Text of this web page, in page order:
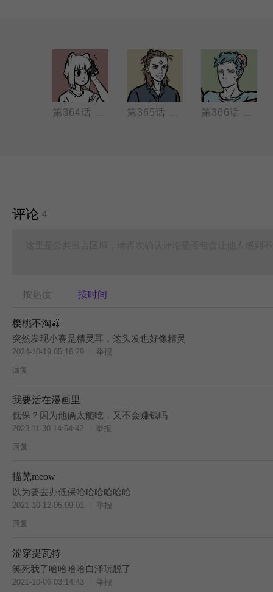
第364话 九月搬家（看房 搬家） 第365话 九月变身（识破 绝杀） 第366话 赛太岁绑架帅哥（储藏室 算账）
评论 4
按热度 按时间
樱桃不淘🍒
突然发现小赛是精灵耳，这头发也好像精灵
2024-10-19 05:16:29
举报
回复
我要活在漫画里
低保？因为他俩太能吃，又不会赚钱吗
2023-11-30 14:54:42
举报
回复
描芜meow
以为要去办低保哈哈哈哈哈哈
2021-10-12 05:09:01
举报
回复
涩穿提瓦特
笑死我了哈哈哈哈白泽玩脱了
2021-10-06 03:14:43 举报